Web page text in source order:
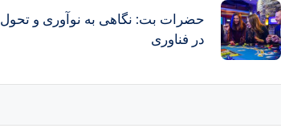
حضرات بت: نگاهی به نوآوری و تحول
در فناوری